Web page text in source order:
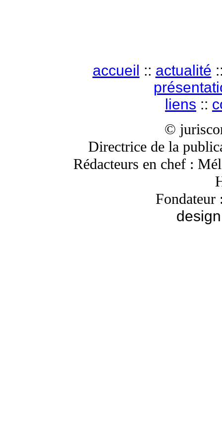
accueil :: actualité
liens ::
©
Directrice de la
Rédacteurs en chef :
design